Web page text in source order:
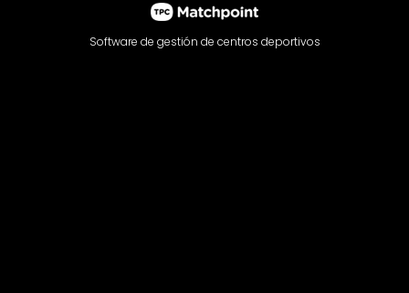
Software de gestión de centros deportivos